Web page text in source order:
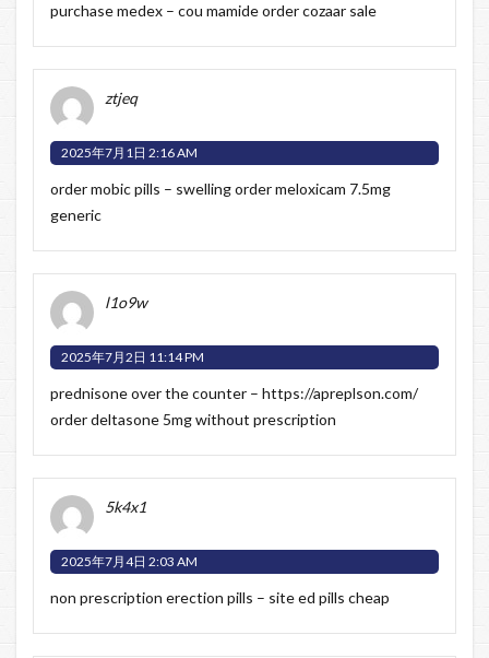
purchase medex – cou mamideorder cozaar sale
ztjeq
2025年7月1日 2:16 AM
order mobic pills – swellingorder meloxicam 7.5mg
generic
l1o9w
2025年7月2日 11:14 PM
prednisone over the counter – https://apreplson.com/
order deltasone 5mg without prescription
5k4x1
2025年7月4日 2:03 AM
non prescription erection pills – siteed pills cheap